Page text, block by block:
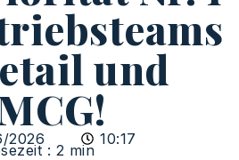
und
2026 10:17
: 2 min